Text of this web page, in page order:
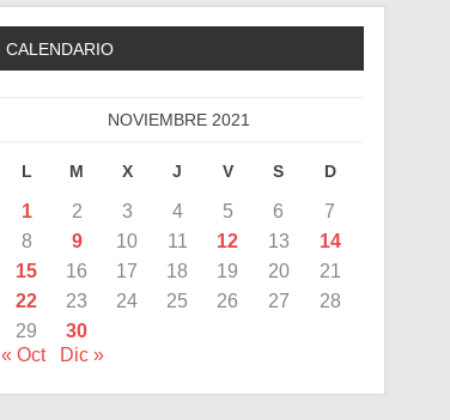
CALENDARIO
NOVIEMBRE 2021
L M X J V S D
1 2 3 4 5 6
7
8
9 10 11 12 13
14
15
16 17 18 19 20
21
22
23 24 25 26 27
28
29
30
« Oct
Dic »